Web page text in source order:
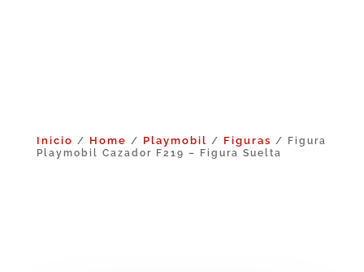
Inicio / Home / Playmobil / Figuras / Figura
Playmobil Cazador F219 – Figura Suelta